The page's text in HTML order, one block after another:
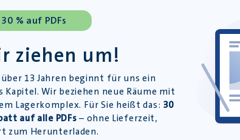
30 % auf PDFs
ziehen um!
über 13 Jahren beginnt für uns ein
Kapitel. Wir beziehen neue Räume mit
Lagerkomplex. Für Sie heißt das: 30
auf alle PDFs – ohne Lieferzeit,
zum Herunterladen.